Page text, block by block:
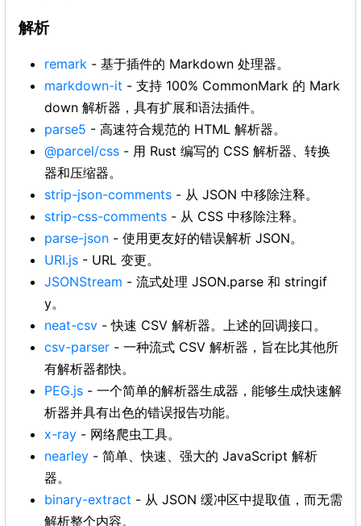
解析
remark - 基于插件的 Markdown 处理器。
markdown-it - 支持 100% CommonMark 的 Mark
down 解析器，具有扩展和语法插件。
parse5 - 高速符合规范的 HTML 解析器。
@parcel/css - 用 Rust 编写的 CSS 解析器、转换
器和压缩器。
strip-json-comments - 从 JSON 中移除注释。
strip-css-comments - 从 CSS 中移除注释。
parse-json - 使用更友好的错误解析 JSON。
URI.js - URL 变更。
JSONStream - 流式处理 JSON.parse 和 stringif
y。
neat-csv - 快速 CSV 解析器。上述的回调接口。
csv-parser - 一种流式 CSV 解析器，旨在比其他所
有解析器都快。
PEG.js - 一个简单的解析器生成器，能够生成快速解
析器并具有出色的错误报告功能。
x-ray - 网络爬虫工具。
nearley - 简单、快速、强大的 JavaScript 解析
器。
binary-extract - 从 JSON 缓冲区中提取值，而无需
解析整个内容。